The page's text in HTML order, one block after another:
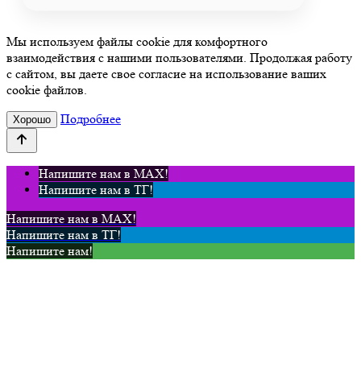
Мы используем файлы cookie для комфортного
взаимодействия с нашими пользователями. Продолжая работу
с сайтом, вы даете свое согласие на использование ваших
cookie файлов.
Хорошо Подробнее
Напишите нам в MAX!
Напишите нам в ТГ!
Напишите нам в MAX!
Напишите нам в ТГ!
Напишите нам!